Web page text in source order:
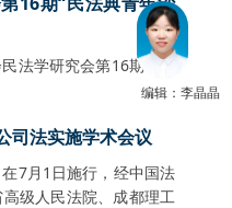
法学研究会第16期民法
司法实施学术会议
7月1日施行，经中国法
级人民法院、成都理工
编辑：李晶晶